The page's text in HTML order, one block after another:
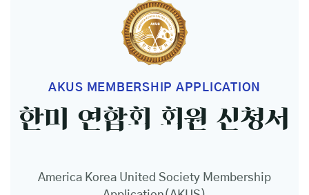
AKUS MEMBERSHIP APPLICATION
한미 연합회 회원 신청서
America Korea United Society Membership